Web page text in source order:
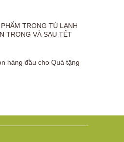
TRONG TỦ LẠNH
TRONG VÀ SAU TẾT
hàng đầu cho Quà tặng